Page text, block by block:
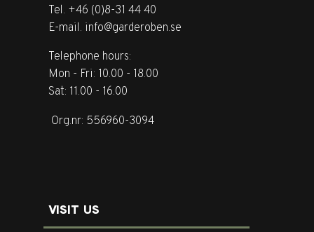
Tel. +46 (0)8-31 44 40
E-mail. info@garderoben.se
Telephone hours:
Mon - Fri: 10.00 - 18.00
Sat: 11.00 - 16.00
Org.nr: 556960-3094
VISIT US